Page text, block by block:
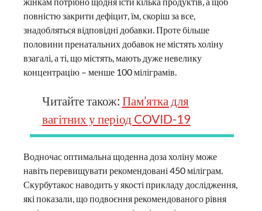
повністю закрити дефіцит, їм, скоріш за все,
знадобляться відповідні добавки. Проте більше
половини пренатальних добавок не містять холіну
взагалі, а ті, що містять, мають дуже невелику
концентрацію – менше 100 міліграмів.
Читайте також: Пам’ятка для
вагітних у період COVID-19
Водночас оптимальна щоденна доза холіну може
навіть перевищувати рекомендовані 450 міліграм.
Скурбутакос наводить у якості прикладу дослідження,
які показали, що подвоєння рекомендованого рівня